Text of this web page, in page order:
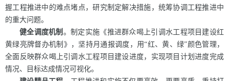
握工程推进中的难点堵点，研究制定解决措施，统筹协调工程推进中
的重大问题。
健全调度机制 。制定实施《推进群众喝上引调水工程项目建设红
黄绿亮牌督办机制》，坚持月通报调度，用“红、黄、绿”颜色管理，
全面反映群众喝上引调水工程项目建设进度，实现项目计划进度完成
情况、目标达成情况可视化。